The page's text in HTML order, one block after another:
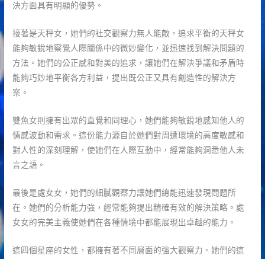
決方面具有明顯的優勢。
接著是天秤女，她們的社交觀察力無人能敵。追求平衡的天秤女
能夠敏銳地察覺人際關係中的微妙變化，並迅速找到解決問題的
方法。她們的公正感和對美的追求，讓她們在解決爭議和矛盾時
能夠巧妙地平衡各方利益，提出既公正又具有創造性的解決方
案。
雙魚女則擁有出眾的直覺和同理心，她們能夠敏銳地感知他人的
情感波動和需求。這份能力源自於她們對周遭環境的高度敏感和
對人性的深刻理解，使她們在人際互動中，經常能夠洞悉他人未
言之語。
最後是處女女，她們的細膩觀察力讓她們總能迅速發現問題所
在。她們的分析能力強，經常能夠提出精確有效的解決策略。處
女女的完美主義使她們在各種情境中都能展現出卓越的能力。
這四個星座的女性，都擁有著不同層面的強大觀察力。她們的這